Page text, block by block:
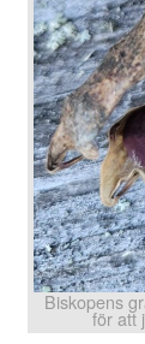
Biskopens
för att